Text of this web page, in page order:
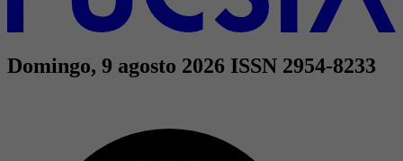
Domingo, 9 agosto 2026 ISSN 2954-8233